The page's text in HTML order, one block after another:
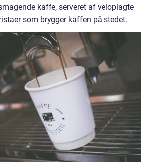
kaffe, serveret af veloplagte
som brygger kaffen på stedet.